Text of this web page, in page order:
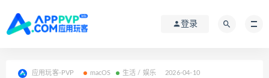
登录
应用玩客-PVP macOS 生活 / 娱乐 2026-04-10